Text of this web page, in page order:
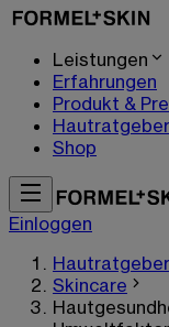
Leistungen
Erfahrungen
Produkt &
Hautratgeber
Shop
Einloggen
Hautratgeber
Skincare